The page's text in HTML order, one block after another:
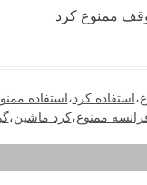
ممنوع کرد
،استفاده کرد،استفاده
ممنوع،کرد ماشین،